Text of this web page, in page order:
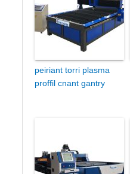
peiriant torri plasma
proffil cnant gantry